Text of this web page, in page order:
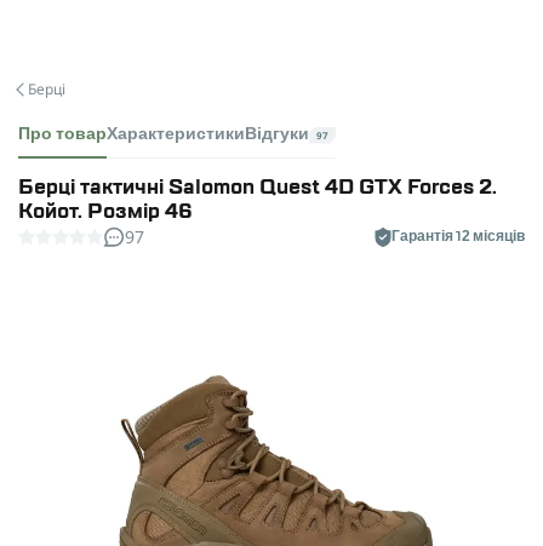
Берці
Про товарХарактеристики Відгуки 97
Берці тактичні Salomon Quest 4D GTX Forces 2.
Койот. Розмір 46
97 Гарантія 12 місяців